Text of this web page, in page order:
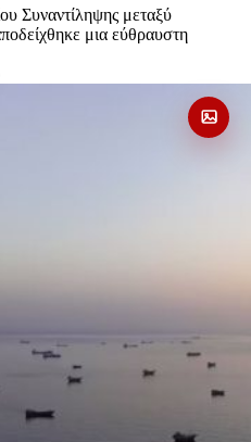
Συναντίληψης μεταξύ
μια εύθραυστη